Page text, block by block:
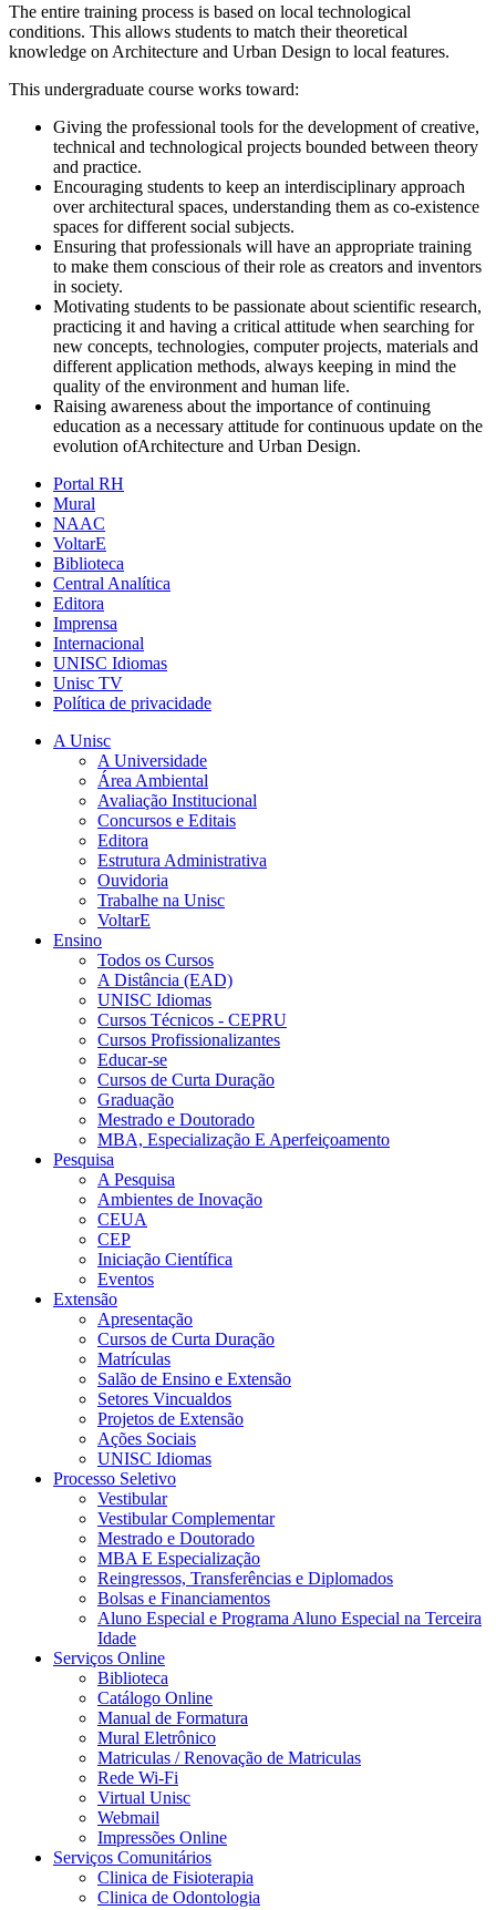
The entire training process is based on local technological
conditions. This allows students to match their theoretical
knowledge on Architecture and Urban Design to local features.
This undergraduate course works toward:
Giving the professional tools for the development of creative,
technical and technological projects bounded between theory
and practice.
Encouraging students to keep an interdisciplinary approach
over architectural spaces, understanding them as co-existence
spaces for different social subjects.
Ensuring that professionals will have an appropriate training
to make them conscious of their role as creators and inventors
in society.
Motivating students to be passionate about scientific research,
practicing it and having a critical attitude when searching for
new concepts, technologies, computer projects, materials and
different application methods, always keeping in mind the
quality of the environment and human life.
Raising awareness about the importance of continuing
education as a necessary attitude for continuous update on the
evolution ofArchitecture and Urban Design.
Portal RH
Mural
NAAC
VoltarE
Biblioteca
Central Analítica
Editora
Imprensa
Internacional
UNISC Idiomas
Unisc TV
Política de privacidade
A Unisc
A Universidade
Área Ambiental
Avaliação Institucional
Concursos e Editais
Editora
Estrutura Administrativa
Ouvidoria
Trabalhe na Unisc
VoltarE
Ensino
Todos os Cursos
A Distância (EAD)
UNISC Idiomas
Cursos Técnicos - CEPRU
Cursos Profissionalizantes
Educar-se
Cursos de Curta Duração
Graduação
Mestrado e Doutorado
MBA, Especialização E Aperfeiçoamento
Pesquisa
A Pesquisa
Ambientes de Inovação
CEUA
CEP
Iniciação Científica
Eventos
Extensão
Apresentação
Cursos de Curta Duração
Matrículas
Salão de Ensino e Extensão
Setores Vincualdos
Projetos de Extensão
Ações Sociais
UNISC Idiomas
Processo Seletivo
Vestibular
Vestibular Complementar
Mestrado e Doutorado
MBA E Especialização
Reingressos, Transferências e Diplomados
Bolsas e Financiamentos
Aluno Especial e Programa Aluno Especial na Terceira
Idade
Serviços Online
Biblioteca
Catálogo Online
Manual de Formatura
Mural Eletrônico
Matriculas / Renovação de Matriculas
Rede Wi-Fi
Virtual Unisc
Webmail
Impressões Online
Serviços Comunitários
Clinica de Fisioterapia
Clinica de Odontologia